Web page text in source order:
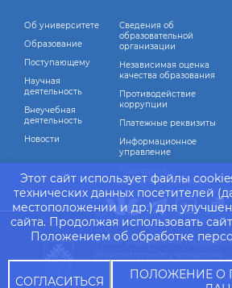
Этот сайт использует файлы
технических данных посетителей
местоположении и др.) для
сайта. Продолжая использовать
Положением об обработке
СОГЛАСИТЬСЯ
ПОЛОЖЕНИЕ О
Об университете
Образование
Поступающему
Научная
деятельность
Внеучебная
деятельность
Новости
Сведения об
образовательной
организации
Независимая оценка
качества образования
Противодействие
коррупции
Платежные реквизиты
Информационное
управление
обновления страниц
© 2026 Федеральное
высшего образования
горный университет"